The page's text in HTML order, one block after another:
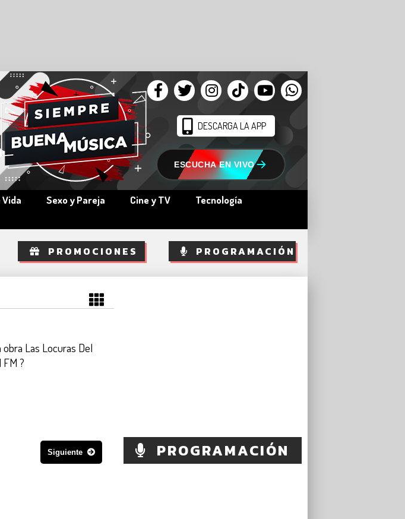
DESCARGA LA APP
ESCUCHA EN VIVO
Sexo y Pareja Cine y TV
Tecnología
PROMOCIONES PROGRAMACIÓN
Las Locuras Del
?
Siguiente PROGRAMACIÓN